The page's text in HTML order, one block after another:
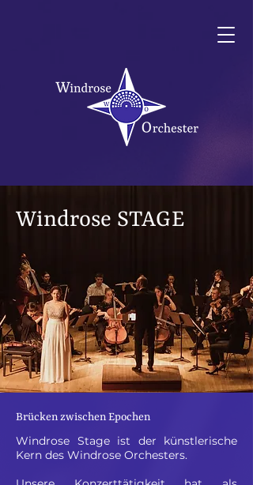
Windrose STAGE
Brücken zwischen Epochen
Windrose Stage ist der künstlerische
Kern des Windrose Orchesters.